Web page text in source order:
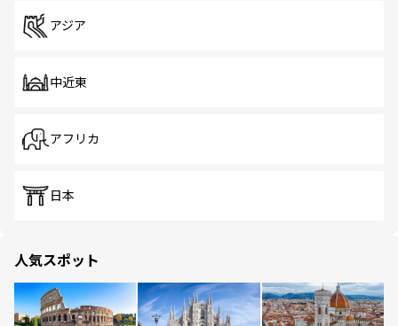
アジア
中近東
アフリカ
日本
人気スポット